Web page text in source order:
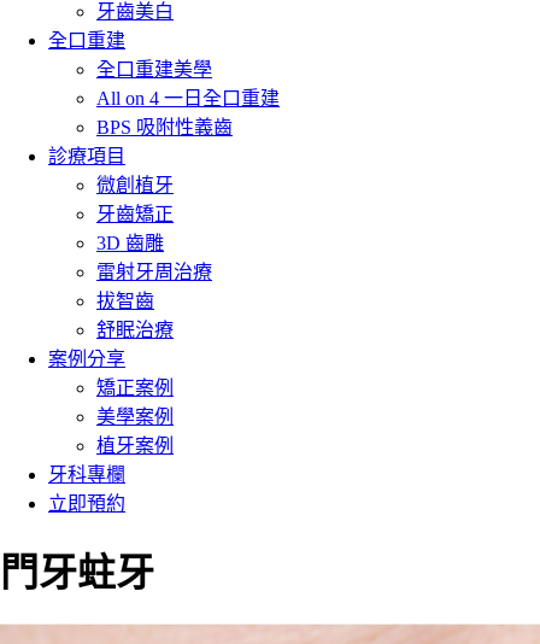
牙齒美白
全口重建
全口重建美學
All on 4 一日全口重建
BPS 吸附性義齒
診療項目
微創植牙
牙齒矯正
3D 齒雕
雷射牙周治療
拔智齒
舒眠治療
案例分享
矯正案例
美學案例
植牙案例
牙科專欄
立即預約
門牙蛀牙